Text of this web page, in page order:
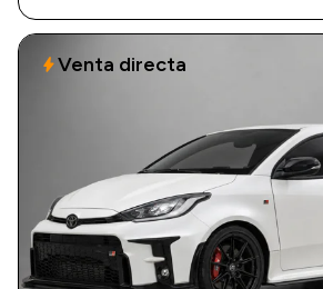
boltVenta directa